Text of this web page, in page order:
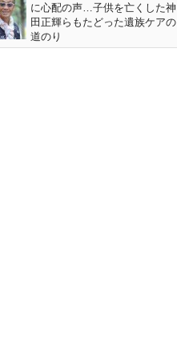
に心配の声…子供を亡くした神
田正輝らもたどった遺族ケアの
道のり